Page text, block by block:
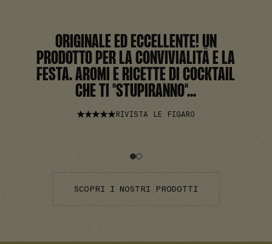
ORIGINALE ED ECCELLENTE! UN
PRODOTTO PER LA CONVIVIALITÀ E LA
FESTA. AROMI E RICETTE DI COCKTAIL
CHE TI "STUPIRANNO"...
RIVISTA LE FIGARO
SCOPRI I NOSTRI PRODOTTI